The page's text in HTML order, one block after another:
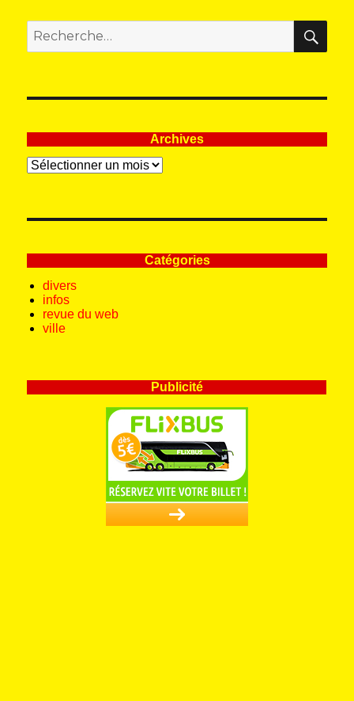
pour
:
Archives
Archives
Catégories
divers
infos
revue du web
ville